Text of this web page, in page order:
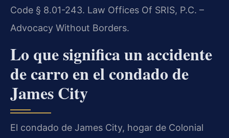
Code § 8.01-243. Law Offices Of SRIS, P.C. –
Advocacy Without Borders.
Lo que significa un accidente
de carro en el condado de
James City
El condado de James City, hogar de Colonial